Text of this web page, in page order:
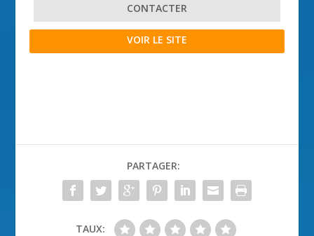
CONTACTER
VOIR LE SITE
PARTAGER:
TAUX: